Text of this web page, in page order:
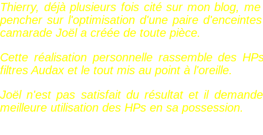
Thierry, déjà plusieurs fois cité sur mon blog,
pencher sur l'optimisation d'une paire
camarade Joël a créée de toute pièce.
Cette réalisation personnelle rassemble des
filtres Audax et le tout mis au point à l'oreille.
Joël n'est pas satisfait du résultat et il
meilleure utilisation des HPs en sa possession.